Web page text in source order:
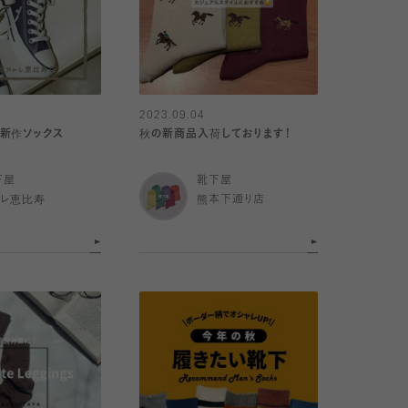
作ソックス
屋
恵比寿
2023.09.04
秋の新商品入荷しております！
靴下屋
熊本下通り店